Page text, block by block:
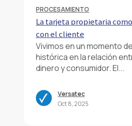
PROCESAMIENTO
La tarjeta propietaria
con el cliente
Vivimos en un momento
histórica en la relación
dinero y consumidor. El...
Versatec
Oct 8, 2025